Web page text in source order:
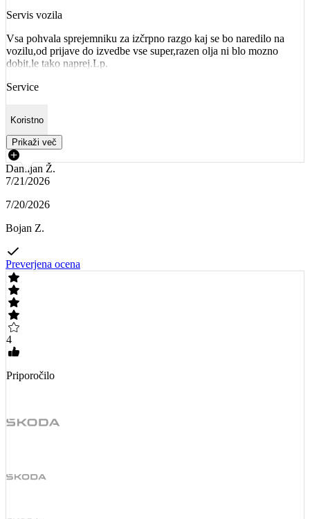
Servis vozila
Vsa pohvala sprejemniku za izčrpno razgo kaj se bo naredilo na
vozilu,od prijave do izvedbe vse super,razen olja ni blo mozno
dobit,le tako naprej.Lp.
Service
Koristno
Prikaži več
Damijan Ž.
7/21/2026
7/20/2026
Bojan Z.
Preverjena ocena
4
Priporočilo